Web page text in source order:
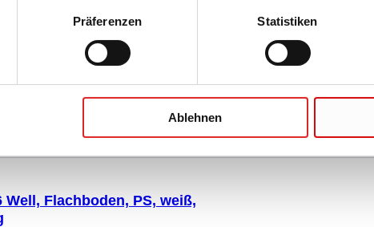
Präferenzen Statistiken
Ablehnen
Platte, 96 Well, Flachboden, ohne Deckel,
nicht zytotoxisch, 25 Stück/Beutel
Well, Flachboden, PS, weiß,